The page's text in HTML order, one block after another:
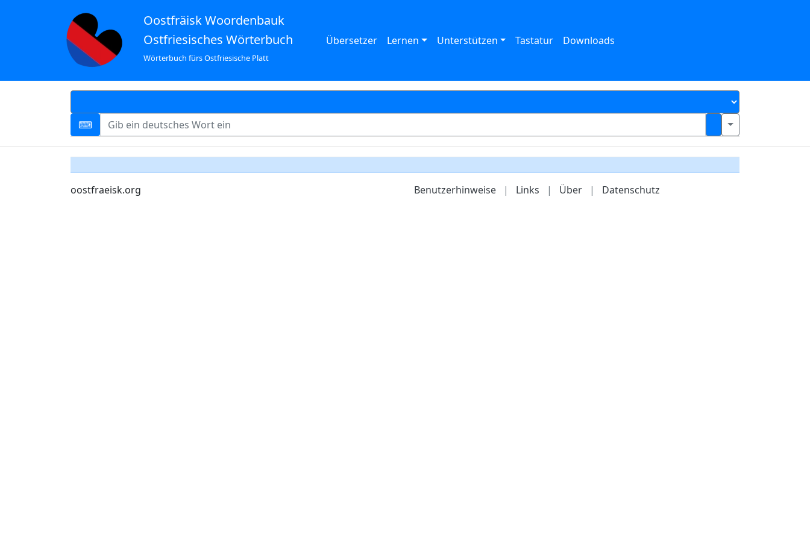
Oostfräisk Woordenbauk
Ostfriesisches Wörterbuch
Wörterbuch fürs Ostfriesische Platt
Übersetzer Lernen Unterstützen Tastatur Downloads
oostfraeisk.org Benutzerhinweise | Links | Über | Datenschutz